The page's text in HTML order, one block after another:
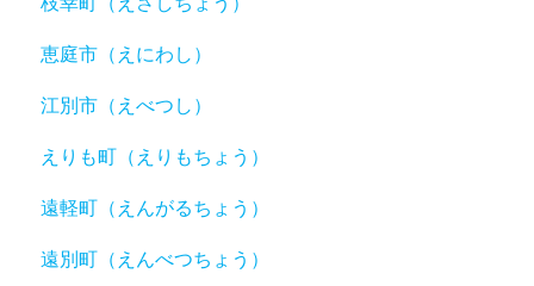
恵庭市（えにわし）
江別市（えべつし）
えりも町（えりもちょう）
遠軽町（えんがるちょう）
遠別町（えんべつちょう）